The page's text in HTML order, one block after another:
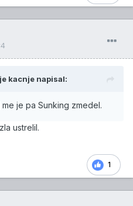
kacnje napisal:
je pa Sunking zmedel.
ustrelil.
1